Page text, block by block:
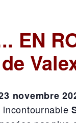
EN
novembre
incontournable